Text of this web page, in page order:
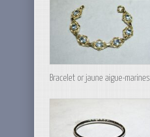
Bracelet or jaune aigue-marines